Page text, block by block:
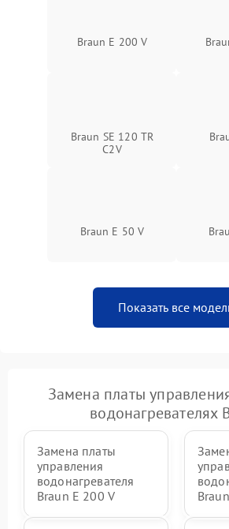
Braun E 200 V
Braun SE 120 TR
C2V
Braun E 50 V
Показать все
Замена платы
водонагревателях
Замена платы
управления
водонагревателя
Braun E 200 V